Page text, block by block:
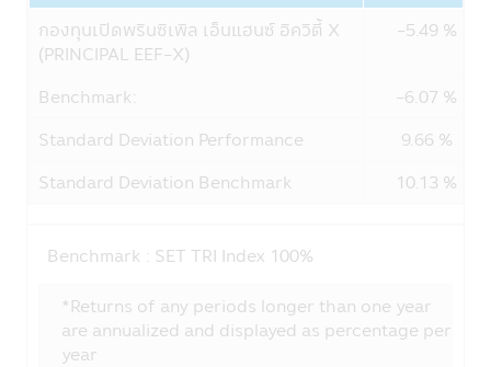
บริการ หรือการเสนอขายสินค้าต่างๆ รวมทั้งไม่
รับรองความถูกต้องของข้อมูล หรือการเสนอให้
บริการ หรือการเสนอขายสินค้าที่มีอยู่ในเว็บไซต์
21. ในกรณีที่ผู้เข้าเยี่ยมชมแอปพลิเคชันผ่าน
โทรศัพท์มือถือนี้ได้ออกจากแอปพลิเคชันผ่าน
ในแอปพลิเคชันผ่านโทรศัพท์มือถือนี้ บริษัท
ตลาดหลักทรัพย์ พ.ศ. 2535 และบริษัทอาจจะ
ของบริษัทนั้นๆ ดังนั้นบริษัทจัดการจึงมิสามารถ
รับประกันความถูกต้องครบถ้วนของข้อมูลดัง
กล่าว และ รับผิดชอบต่อความเสียหายต่างๆ ที่
กองทุนเปิดพรินซิเพิล เอ็นแฮนซ์ อิควิตี้ X
(PRINCIPAL EEF-X)
-5.49 %
Benchmark:
-6.07 %
Standard Deviation Performance
9.66 %
Standard Deviation Benchmark
10.13 %
Benchmark : SET TRI Index 100%
*Returns of any periods longer than one year
are annualized and displayed as percentage per
year